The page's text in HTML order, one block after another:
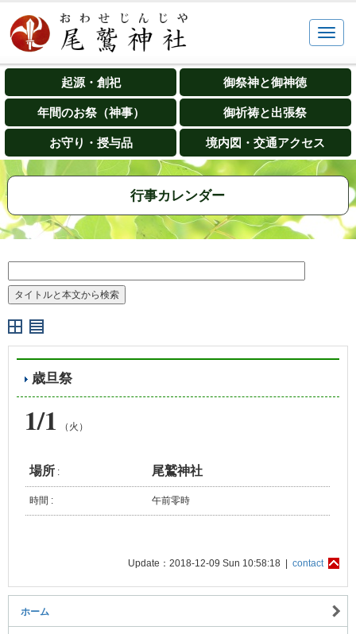
起源・創祀 御祭神と御神徳
年間のお祭（神事） 御祈祷と出張祭
お守り・授与品 境内図・交通アクセス
行事カレンダー
歳旦祭
1/1 （火）
場所 : 尾鷲神社
時間 : 午前零時
Update：2018-12-09 Sun 10:58:18 | contact
ホーム